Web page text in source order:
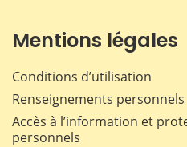
Mentions légales
Conditions d’utilisation
Renseignements personnels
Accès à l’information et
personnels